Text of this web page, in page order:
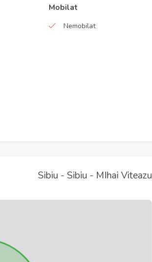
Mobilat
Nemobilat
Sibiu - Sibiu - MIhai Viteazu